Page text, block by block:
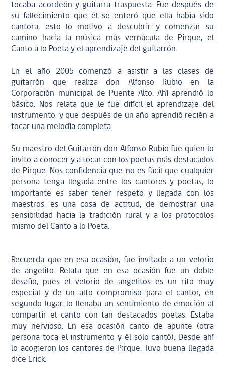
tocaba acordeón y guitarra traspuesta. Fue después de
su fallecimiento que él se enteró que ella había sido
cantora, esto lo motivo a descubrir y comenzar su
camino hacia la música más vernácula de Pirque, el
Canto a lo Poeta y el aprendizaje del guitarrón.
En el año 2005 comenzó a asistir a las clases de
guitarrón que realiza don Alfonso Rubio en la
Corporación municipal de Puente Alto. Ahí aprendió lo
básico. Nos relata que le fue difícil el aprendizaje del
instrumento, y que después de un año aprendió recién a
tocar una melodía completa.
Su maestro del Guitarrón don Alfonso Rubio fue quien lo
invito a conocer y a tocar con los poetas más destacados
de Pirque. Nos confidencia que no es fácil que cualquier
persona tenga llegada entre los cantores y poetas, lo
importante es saber tener respeto y llegada con los
maestros, es una cosa de actitud, de demostrar una
sensibilidad hacia la tradición rural y a los protocolos
mismo del Canto a lo Poeta.
Recuerda que en esa ocasión, fue invitado a un velorio
de angelito. Relata que en esa ocasión fue un doble
desafío, pues el velorio de angelitos es un rito muy
especial y de un alto compromiso para el cantor, en
segundo lugar, lo llenaba un sentimiento de emoción al
compartir el canto con tan destacados poetas. Estaba
muy nervioso. En esa ocasión canto de apunte (otra
persona toca el instrumento y él solo cantó). Desde ahí
lo acogieron los cantores de Pirque. Tuvo buena llegada
dice Erick.